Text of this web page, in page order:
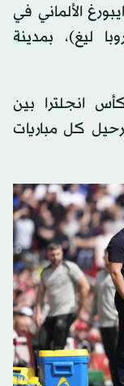
الألماني في
ليغ)، بمدينة
انجلترا بين
كل مباريات